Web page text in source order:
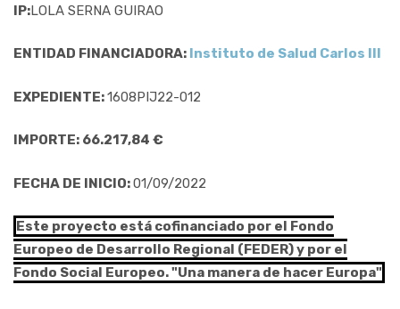
IP:LOLA SERNA GUIRAO
ENTIDAD FINANCIADORA: Instituto de Salud Carlos III
EXPEDIENTE:1608PIJ22-012
IMPORTE: 66.217,84 €
FECHA DE INICIO:01/09/2022
Este proyecto está cofinanciado por el Fondo
Europeo de Desarrollo Regional (FEDER) y por el
Fondo Social Europeo. "Una manera de hacer Europa"